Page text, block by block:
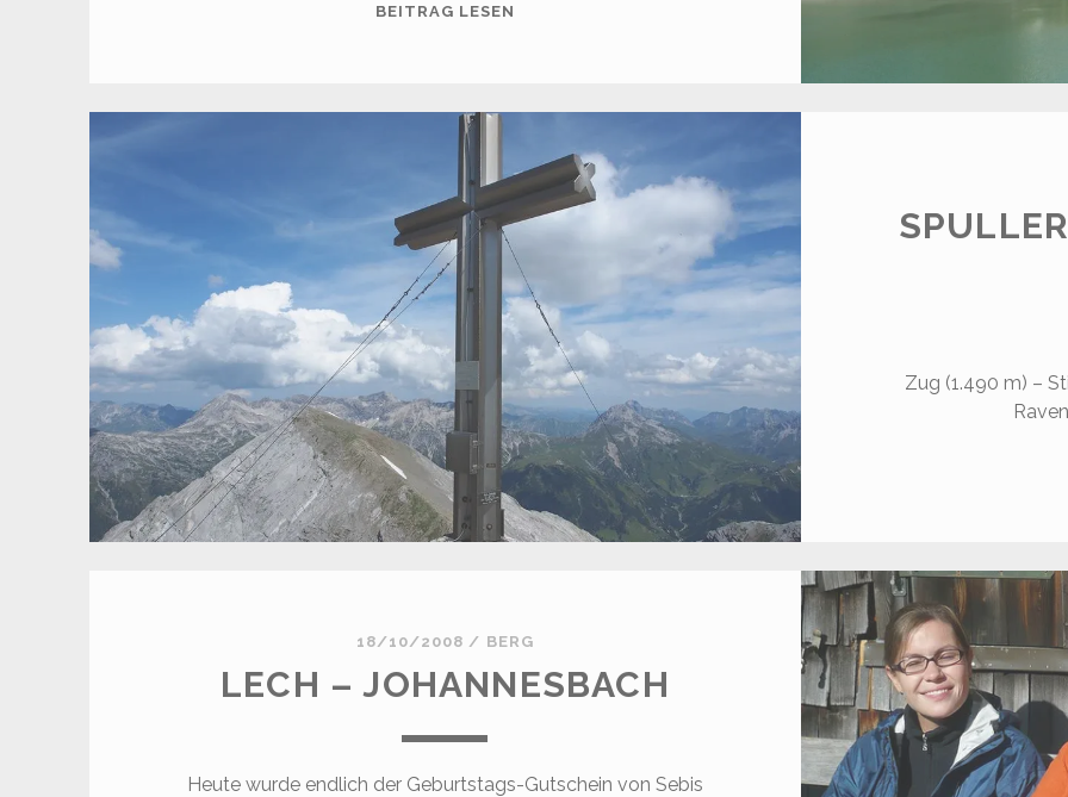
BEITRAG LESEN
Zug (1.490 m) –
18/10/2008 / BERG
LECH – JOHANNESBACH
Heute wurde endlich der Geburtstags-Gutschein von Sebis